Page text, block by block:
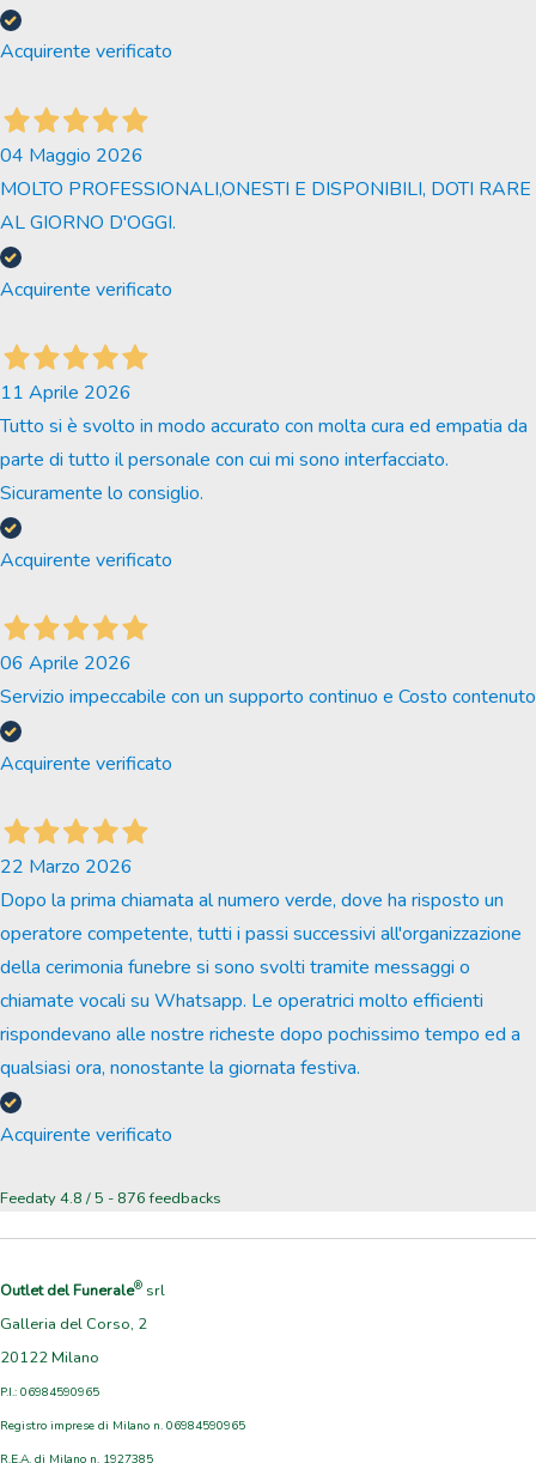
Acquirente verificato
04 Maggio 2026
MOLTO PROFESSIONALI,ONESTI E DISPONIBILI, DOTI RARE
AL GIORNO D'OGGI.
Acquirente verificato
11 Aprile 2026
Tutto si è svolto in modo accurato con molta cura ed empatia da
parte di tutto il personale con cui mi sono interfacciato.
Sicuramente lo consiglio.
Acquirente verificato
06 Aprile 2026
Servizio impeccabile con un supporto continuo e Costo contenuto
Acquirente verificato
22 Marzo 2026
Dopo la prima chiamata al numero verde, dove ha risposto un
operatore competente, tutti i passi successivi all'organizzazione
della cerimonia funebre si sono svolti tramite messaggi o
chiamate vocali su Whatsapp. Le operatrici molto efficienti
rispondevano alle nostre richeste dopo pochissimo tempo ed a
qualsiasi ora, nonostante la giornata festiva.
Acquirente verificato
Feedaty4.8 /5 - 876feedbacks
Outlet del Funerale® srl
Galleria del Corso, 2
20122 Milano
P.I.: 06984590965
Registro imprese di Milano n. 06984590965